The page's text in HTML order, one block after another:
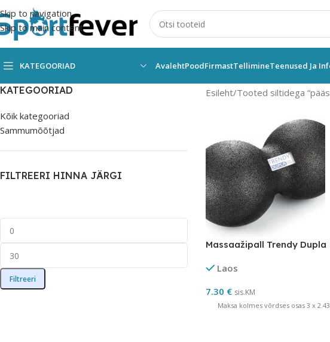
Skip to navigation
Skip to main content
KATEGOORIAD AvalehtPoodFirmastTellimineTeenused Ja
KATEGOORIAD
Kõik kategooriad
Sammumõõtjad
FILTREERI HINNA JÄRGI
Filtreeri
Esileht Tooted siltidega
Massaažipall Trendy Dupla
Laos
7.30 € sis.KM
Maksa kolmes võrdses osas 3 x